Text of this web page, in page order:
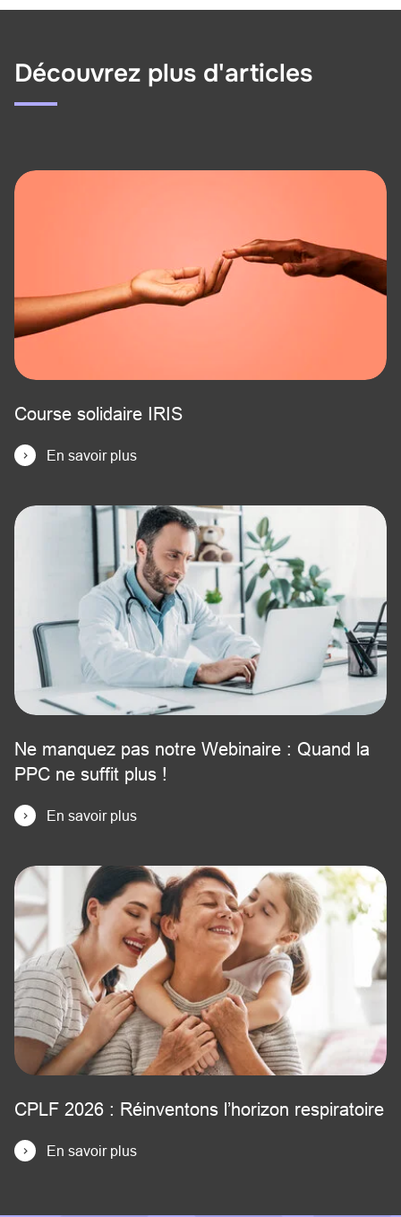
Découvrez plus d'articles
Course solidaire IRIS
En savoir plus
Ne manquez pas notre Webinaire : Quand la
PPC ne suffit plus !
En savoir plus
CPLF 2026 : Réinventons l’horizon respiratoire
En savoir plus